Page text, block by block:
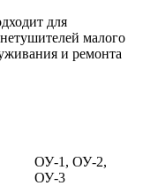
для
малого
и ремонта
ОУ-1, ОУ-2,
ОУ-3